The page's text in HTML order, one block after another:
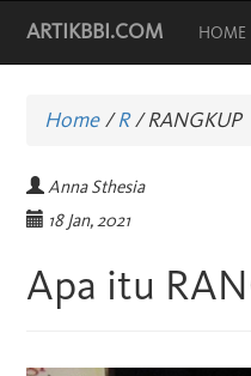
ARTIKBBI.COM HOME
Home/R /RANGKUP
Anna Sthesia
18 Jan, 2021
Apa itu